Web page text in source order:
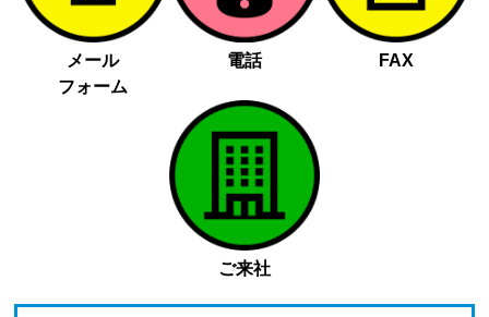
メール
フォーム
電話 FAX
ご来社